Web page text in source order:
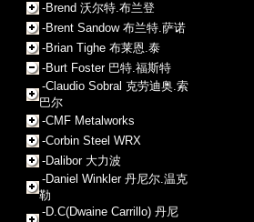
-Brend 沃尔特.布兰登
-Brent Sandow 布兰特.萨诺
-Brian Tighe 布莱恩.泰
-Burt Foster 巴特.福斯特
-Claudio Sobral 克劳迪奥.索
巴尔
-CMF Metalworks
-Corbin Steel WRX
-Dalibor 大力波
-Daniel Winkler 丹尼尔.温克
勒
-D.C(Dwaine Carrillo) 丹尼